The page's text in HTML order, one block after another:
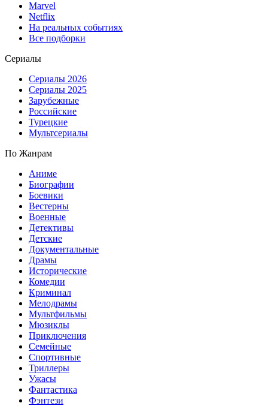
Marvel
Netflix
На реальных событиях
Все подборки
Сериалы
Сериалы 2026
Сериалы 2025
Зарубежные
Российские
Турецкие
Мультсериалы
По Жанрам
Аниме
Биографии
Боевики
Вестерны
Военные
Детективы
Детские
Документальные
Драмы
Исторические
Комедии
Криминал
Мелодрамы
Мультфильмы
Мюзиклы
Приключения
Семейные
Спортивные
Триллеры
Ужасы
Фантастика
Фэнтези